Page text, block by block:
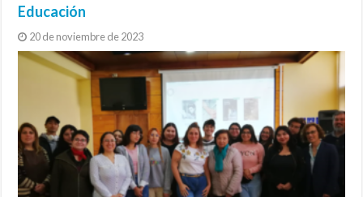
Educación
20 de noviembre de 2023